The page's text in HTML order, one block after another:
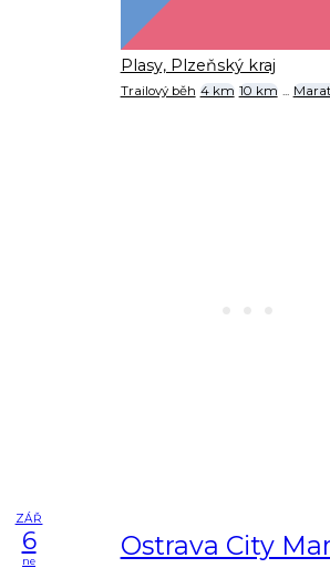
Plasy, Plzeňský kraj
Trailový běh 4 km 10 km
ZÁŘ
6
ne Ostrava City